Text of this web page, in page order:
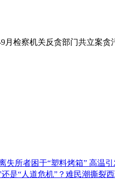
察机关反贪部门共立案贪
失所者困于“塑料烤箱” 高温
是“人道危机”？难民潮撕裂